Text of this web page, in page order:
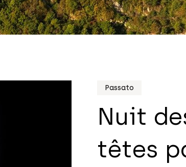
Passato
Nuit
têtes